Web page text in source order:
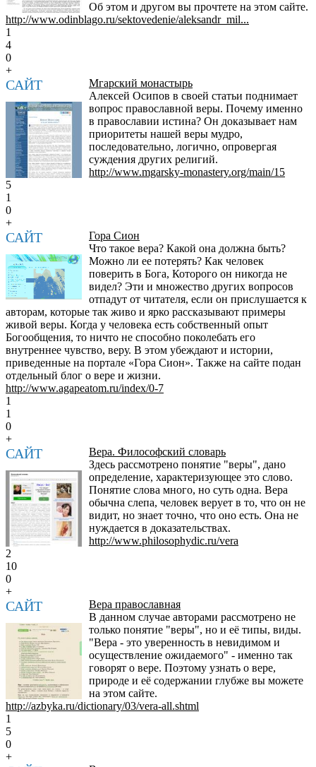
Об этом и другом вы прочтете на этом сайте.
http://www.odinblago.ru/sektovedenie/aleksandr_mil...
1
4
0
+
САЙТ
Мгарский монастырь
Алексей Осипов в своей статьи поднимает
вопрос православной веры. Почему именно
в православии истина? Он доказывает нам
приоритеты нашей веры мудро,
последовательно, логично, опровергая
суждения других религий.
http://www.mgarsky-monastery.org/main/15
5
1
0
+
САЙТ
Гора Сион
Что такое вера? Какой она должна быть?
Можно ли ее потерять? Как человек
поверить в Бога, Которого он никогда не
видел? Эти и множество других вопросов
отпадут от читателя, если он прислушается к
авторам, которые так живо и ярко рассказывают примеры
живой веры. Когда у человека есть собственный опыт
Богообщения, то ничто не способно поколебать его
внутреннее чувство, веру. В этом убеждают и истории,
приведенные на портале «Гора Сион». Также на сайте подан
отдельный блог о вере и жизни.
http://www.agapeatom.ru/index/0-7
1
1
0
+
САЙТ
Вера. Философский словарь
Здесь рассмотрено понятие "веры", дано
определение, характеризующее это слово.
Понятие слова много, но суть одна. Вера
обычна слепа, человек верует в то, что он не
видит, но знает точно, что оно есть. Она не
нуждается в доказательствах.
http://www.philosophydic.ru/vera
2
10
0
+
САЙТ
Вера православная
В данном случае авторами рассмотрено не
только понятие "веры", но и её типы, виды.
"Вера - это уверенность в невидимом и
осуществление ожидаемого" - именно так
говорят о вере. Поэтому узнать о вере,
природе и её содержании глубже вы можете
на этом сайте.
http://azbyka.ru/dictionary/03/vera-all.shtml
1
5
0
+